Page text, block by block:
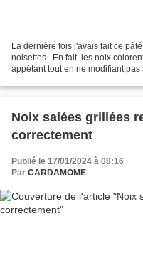
La dernière fois j'avais fait ce
noisettes . En fait, les noix
appétant tout en ne modifiant
Noix salées grillées
correctement
Publié le 17/01/2024 à 08:16
Par CARDAMOME